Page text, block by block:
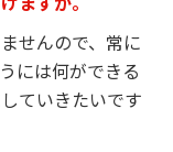
せんので、常に
には何ができる
ていきたいです